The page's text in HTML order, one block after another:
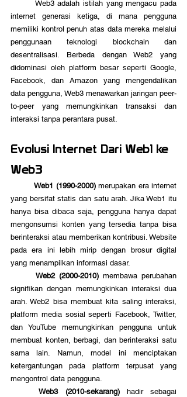
internet generasi ketiga, di mana pengguna
memiliki kontrol penuh atas data mereka melalui
penggunaan teknologi blockchain dan
desentralisasi. Berbeda dengan Web2 yang
didominasi oleh platform besar seperti Google,
Facebook, dan Amazon yang mengendalikan
data pengguna, Web3 menawarkan jaringan peer-
to-peer yang memungkinkan transaksi dan
interaksi tanpa perantara pusat.
Evolusi Internet Dari Web1 ke
Web3
	Web1 (1990-2000)
merupakan era internet
yang bersifat statis dan satu arah. Jika Web1 itu
hanya bisa dibaca saja, pengguna hanya dapat
mengonsumsi konten yang tersedia tanpa bisa
berinteraksi atau memberikan kontribusi. Website
pada era ini lebih mirip dengan brosur digital
yang menampilkan informasi dasar.
	Web2 (2000-2010)
membawa perubahan
signifikan dengan memungkinkan interaksi dua
arah. Web2 bisa membuat kita saling interaksi,
platform media sosial seperti Facebook, Twitter,
dan YouTube memungkinkan pengguna untuk
membuat konten, berbagi, dan berinteraksi satu
sama lain. Namun, model ini menciptakan
ketergantungan pada platform terpusat yang
mengontrol data pengguna.
	Web3 (2010-sekarang)
hadir sebagai